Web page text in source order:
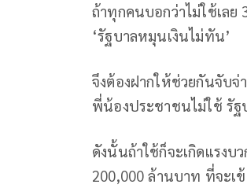
ถ้าทุกคนบอกว่าไม่ใช้เล
‘รัฐบาลหมุนเงินไม่ทัน’
จึงต้องฝากให้ช่วยกันจับจ่
พี่น้องประชาชนไม่ใช้ รัฐ
ดังนั้นถ้าใช้ก็จะเกิดแรงบ
200,000 ล้านบาท ที่จะเ